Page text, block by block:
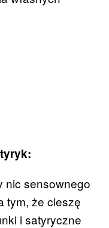
nic sensownego
tym, że cieszę
i satyryczne